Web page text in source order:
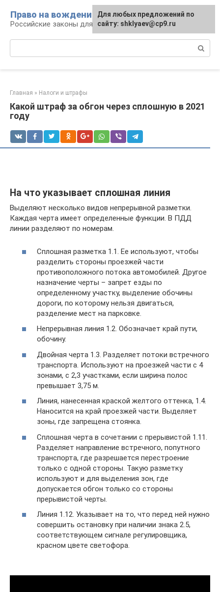
контенту
Право на вождение
Российские законы для автомобилистов
Главная » Налоги и штрафы
Какой штраф за обгон через сплошную в 2021
году
На что указывает сплошная линия
Выделяют несколько видов непрерывной разметки.
Каждая черта имеет определенные функции. В ПДД
линии разделяют по номерам.
Сплошная разметка 1.1. Ее используют, чтобы
разделить стороны проезжей части
противоположного потока автомобилей. Другое
назначение черты – запрет езды по
определенному участку, выделение обочины
дороги, по которому нельзя двигаться,
разделение мест на парковке.
Непрерывная линия 1.2. Обозначает край пути,
обочину.
Двойная черта 1.3. Разделяет потоки встречного
транспорта. Используют на проезжей части с 4
зонами, с 2,3 участками, если ширина полос
превышает 3,75 м.
Линия, нанесенная краской желтого оттенка, 1.4.
Наносится на край проезжей части. Выделяет
зоны, где запрещена стоянка.
Сплошная черта в сочетании с прерывистой 1.11.
Разделяет направление встречного, попутного
транспорта, где разрешается перестроение
только с одной стороны. Такую разметку
используют и для выделения зон, где
допускается обгон только со стороны
прерывистой черты.
Линия 1.12. Указывает на то, что перед ней нужно
совершить остановку при наличии знака 2.5,
соответствующем сигнале регулировщика,
красном цвете светофора.
Для любых предложений по
сайту: shklyaev@cp9.ru